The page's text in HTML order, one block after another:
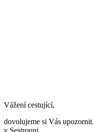
Vážení cestující,
dovolujeme si Vás